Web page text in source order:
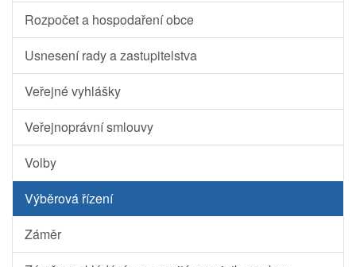
Rozpočet a hospodaření obce
Usnesení rady a zastupitelstva
Veřejné vyhlášky
Veřejnoprávní smlouvy
Volby
Výběrová řízení
Záměr